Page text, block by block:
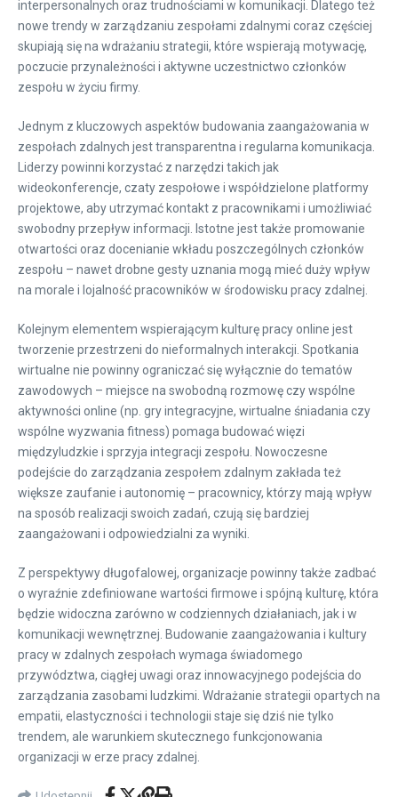
interpersonalnych oraz trudnościami w komunikacji. Dlatego też
nowe trendy w zarządzaniu zespołami zdalnymi coraz częściej
skupiają się na wdrażaniu strategii, które wspierają motywację,
poczucie przynależności i aktywne uczestnictwo członków
zespołu w życiu firmy.
Jednym z kluczowych aspektów budowania zaangażowania w
zespołach zdalnych jest transparentna i regularna komunikacja.
Liderzy powinni korzystać z narzędzi takich jak
wideokonferencje, czaty zespołowe i współdzielone platformy
projektowe, aby utrzymać kontakt z pracownikami i umożliwiać
swobodny przepływ informacji. Istotne jest także promowanie
otwartości oraz docenianie wkładu poszczególnych członków
zespołu – nawet drobne gesty uznania mogą mieć duży wpływ
na morale i lojalność pracowników w środowisku pracy zdalnej.
Kolejnym elementem wspierającym kulturę pracy online jest
tworzenie przestrzeni do nieformalnych interakcji. Spotkania
wirtualne nie powinny ograniczać się wyłącznie do tematów
zawodowych – miejsce na swobodną rozmowę czy wspólne
aktywności online (np. gry integracyjne, wirtualne śniadania czy
wspólne wyzwania fitness) pomaga budować więzi
międzyludzkie i sprzyja integracji zespołu. Nowoczesne
podejście do zarządzania zespołem zdalnym zakłada też
większe zaufanie i autonomię – pracownicy, którzy mają wpływ
na sposób realizacji swoich zadań, czują się bardziej
zaangażowani i odpowiedzialni za wyniki.
Z perspektywy długofalowej, organizacje powinny także zadbać
o wyraźnie zdefiniowane wartości firmowe i spójną kulturę, która
będzie widoczna zarówno w codziennych działaniach, jak i w
komunikacji wewnętrznej. Budowanie zaangażowania i kultury
pracy w zdalnych zespołach wymaga świadomego
przywództwa, ciągłej uwagi oraz innowacyjnego podejścia do
zarządzania zasobami ludzkimi. Wdrażanie strategii opartych na
empatii, elastyczności i technologii staje się dziś nie tylko
trendem, ale warunkiem skutecznego funkcjonowania
organizacji w erze pracy zdalnej.